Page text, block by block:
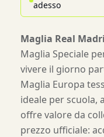
adesso
Maglia Real
Maglia Speciale
vivere il giorno
Maglia Europa
ideale per scuola,
offre valore da
prezzo ufficiale: